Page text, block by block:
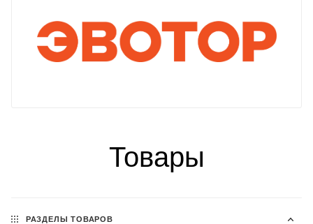
Товары
РАЗДЕЛЫ ТОВАРОВ